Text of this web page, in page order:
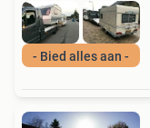
- Bied alles aan -